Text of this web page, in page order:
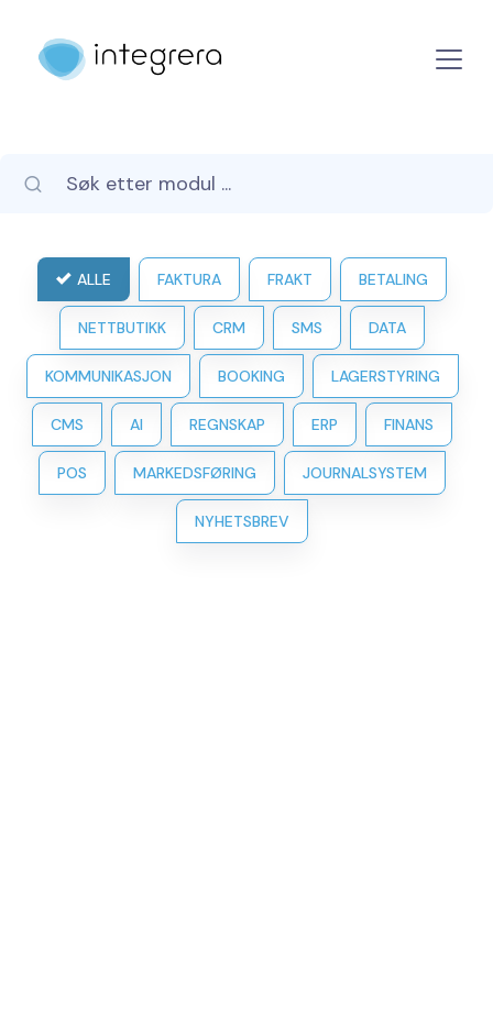
ALLE FAKTURA FRAKT BETALING
NETTBUTIKK CRM SMS DATA
KOMMUNIKASJON BOOKING LAGERSTYRING
CMS AI REGNSKAP ERP FINANS
POS MARKEDSFØRING JOURNALSYSTEM
NYHETSBREV